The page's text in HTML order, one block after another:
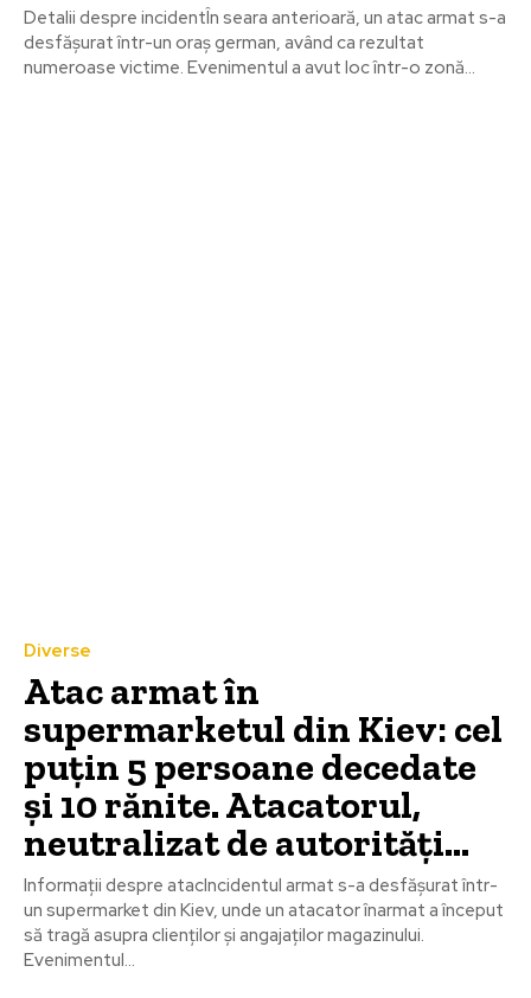
Detalii despre incidentÎn seara anterioară, un atac armat s-a
desfășurat într-un oraș german, având ca rezultat
numeroase victime. Evenimentul a avut loc într-o zonă...
Diverse
Atac armat în
supermarketul din Kiev: cel
puțin 5 persoane decedate
și 10 rănite. Atacatorul,
neutralizat de autorități…
Informații despre atacIncidentul armat s-a desfășurat într-
un supermarket din Kiev, unde un atacator înarmat a început
să tragă asupra clienților și angajaților magazinului.
Evenimentul...